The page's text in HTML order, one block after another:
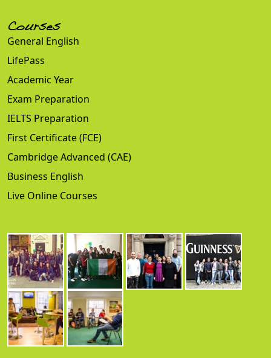
Courses
General English
LifePass
Academic Year
Exam Preparation
IELTS Preparation
First Certificate (FCE)
Cambridge Advanced (CAE)
Business English
Live Online Courses